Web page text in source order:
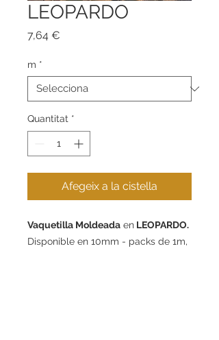
LEOPARDO
7,64 €
m *
Quantitat *
Afegeix a la cistella
Vaquetilla Moldeada en LEOPARDO.
Disponible en 10mm - packs de 1m,